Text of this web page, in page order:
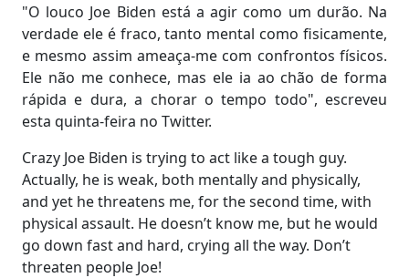
"O louco Joe Biden está a agir como um durão. Na
verdade ele é fraco, tanto mental como fisicamente,
e mesmo assim ameaça-me com confrontos físicos.
Ele não me conhece, mas ele ia ao chão de forma
rápida e dura, a chorar o tempo todo", escreveu
esta quinta-feira no Twitter.
Crazy Joe Biden is trying to act like a tough guy.
Actually, he is weak, both mentally and physically,
and yet he threatens me, for the second time, with
physical assault. He doesn’t know me, but he would
go down fast and hard, crying all the way. Don’t
threaten people Joe!